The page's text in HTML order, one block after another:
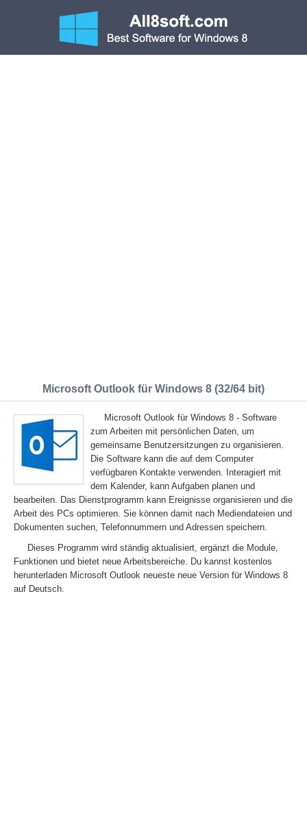
Microsoft Outlook für Windows 8 (32/64 bit)
Microsoft Outlook für Windows 8 - Software
zum Arbeiten mit persönlichen Daten, um
gemeinsame Benutzersitzungen zu organisieren.
Die Software kann die auf dem Computer
verfügbaren Kontakte verwenden. Interagiert mit
dem Kalender, kann Aufgaben planen und
bearbeiten. Das Dienstprogramm kann Ereignisse organisieren und die
Arbeit des PCs optimieren. Sie können damit nach Mediendateien und
Dokumenten suchen, Telefonnummern und Adressen speichern.
Dieses Programm wird ständig aktualisiert, ergänzt die Module,
Funktionen und bietet neue Arbeitsbereiche. Du kannst kostenlos
herunterladen Microsoft Outlook neueste neue Version für Windows 8
auf Deutsch.